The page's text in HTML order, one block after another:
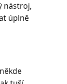
nástroj,
úplně